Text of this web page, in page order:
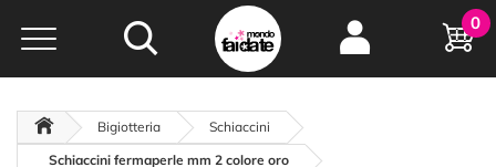
Hobby e
creatività...
oltre 15 anni online
0
Bigiotteria
Schiaccini
Schiaccini fermaperle mm 2 colore oro